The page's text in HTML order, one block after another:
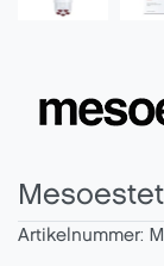
Artikelnummer: